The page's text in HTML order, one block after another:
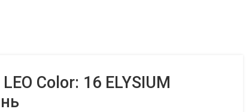
Color: 16 ELYSIUM